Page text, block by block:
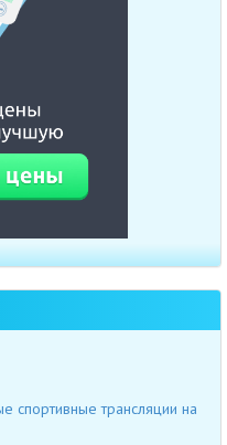
спортивные трансляции на